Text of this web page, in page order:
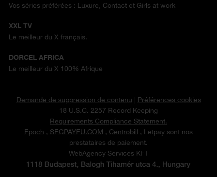
Vos séries préférées : Luxure, Contact et Girls at work
XXL TV
Le meilleur du X français.
DORCEL AFRICA
Le meilleur du X 100% Afrique
Demande de suppression de contenu
Préférences cookies
18 U.S.C. 2257 Record Keeping
Requirements Compliance Statement.
Epoch , SEGPAYEU.COM , Centrobill , Letpay sont nos
prestataires de paiement.
WebAgency Services KFT